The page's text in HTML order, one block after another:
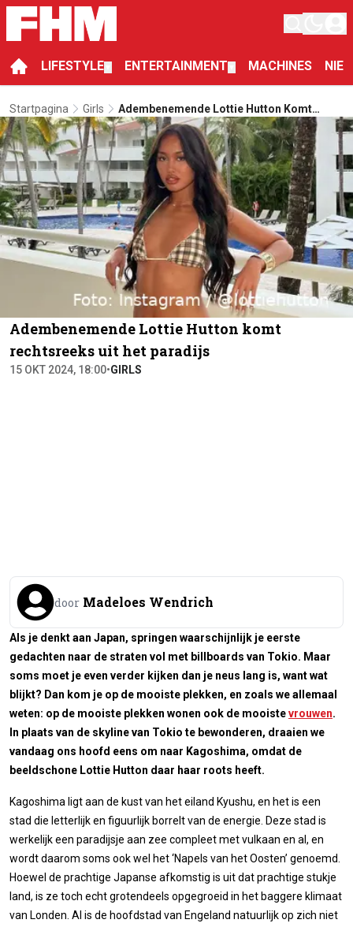
LIFESTYLE ENTERTAINMENT MACHINES
Startpagina Girls
Adembenemende Lottie Hutton Komt
Rechtsreeks Uit Het Paradijs
Adembenemende Lottie Hutton komt
rechtsreeks uit het paradijs
15 OKT 2024, 18:00•GIRLS
door Madeloes Wendrich
Als je denkt aan Japan, springen waarschijnlijk je eerste
gedachten naar de straten vol met billboards van Tokio. Maar
soms moet je even verder kijken dan je neus lang is, want wat
blijkt? Dan kom je op de mooiste plekken, en zoals we allemaal
weten: op de mooiste plekken wonen ook de mooistevrouwen.
In plaats van de skyline van Tokio te bewonderen, draaien we
vandaag ons hoofd eens om naar Kagoshima, omdat de
beeldschone Lottie Hutton daar haar roots heeft.
Kagoshima ligt aan de kust van het eiland Kyushu, en het is een
stad die letterlijk en figuurlijk borrelt van de energie. Deze stad is
werkelijk een paradijsje aan zee compleet met vulkaan en al, en
wordt daarom soms ook wel het ‘Napels van het Oosten’ genoemd.
Hoewel de prachtige Japanse afkomstig is uit dat prachtige stukje
land, is ze toch echt grotendeels opgegroeid in het baggere klimaat
van Londen. Al is de hoofdstad van Engeland natuurlijk op zich niet